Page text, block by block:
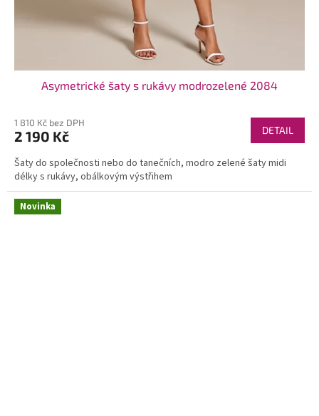
Asymetrické šaty s rukávy modrozelené 2084
1 810 Kč bez DPH
2 190 Kč DETAIL
Šaty do společnosti nebo do tanečních, modro zelené šaty midi
délky s rukávy, obálkovým výstřihem
Novinka